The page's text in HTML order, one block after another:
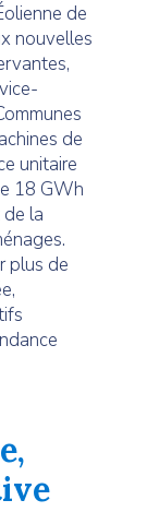
de
nouvelles
de
unitaire
18 GWh
de la
plus de